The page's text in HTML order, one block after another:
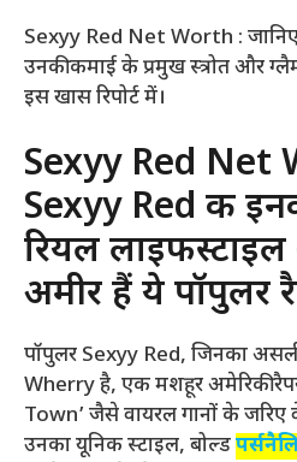
Sexyy Red Net Worth : जानिए
उनकी कमाई के प्रमुख स्त्रोत और
इस खास रिपोर्ट में।
Sexyy Red Net
Sexyy Red की
रियल
अमीर हैं ये पॉपुलर
पॉपुलर Sexyy Red, जिनका
Wherry है, एक मशहूर अमेरिकी
Town’ जैसे वायरल गानों के जरिए
उनका यूनिक स्टाइल, बोल्ड